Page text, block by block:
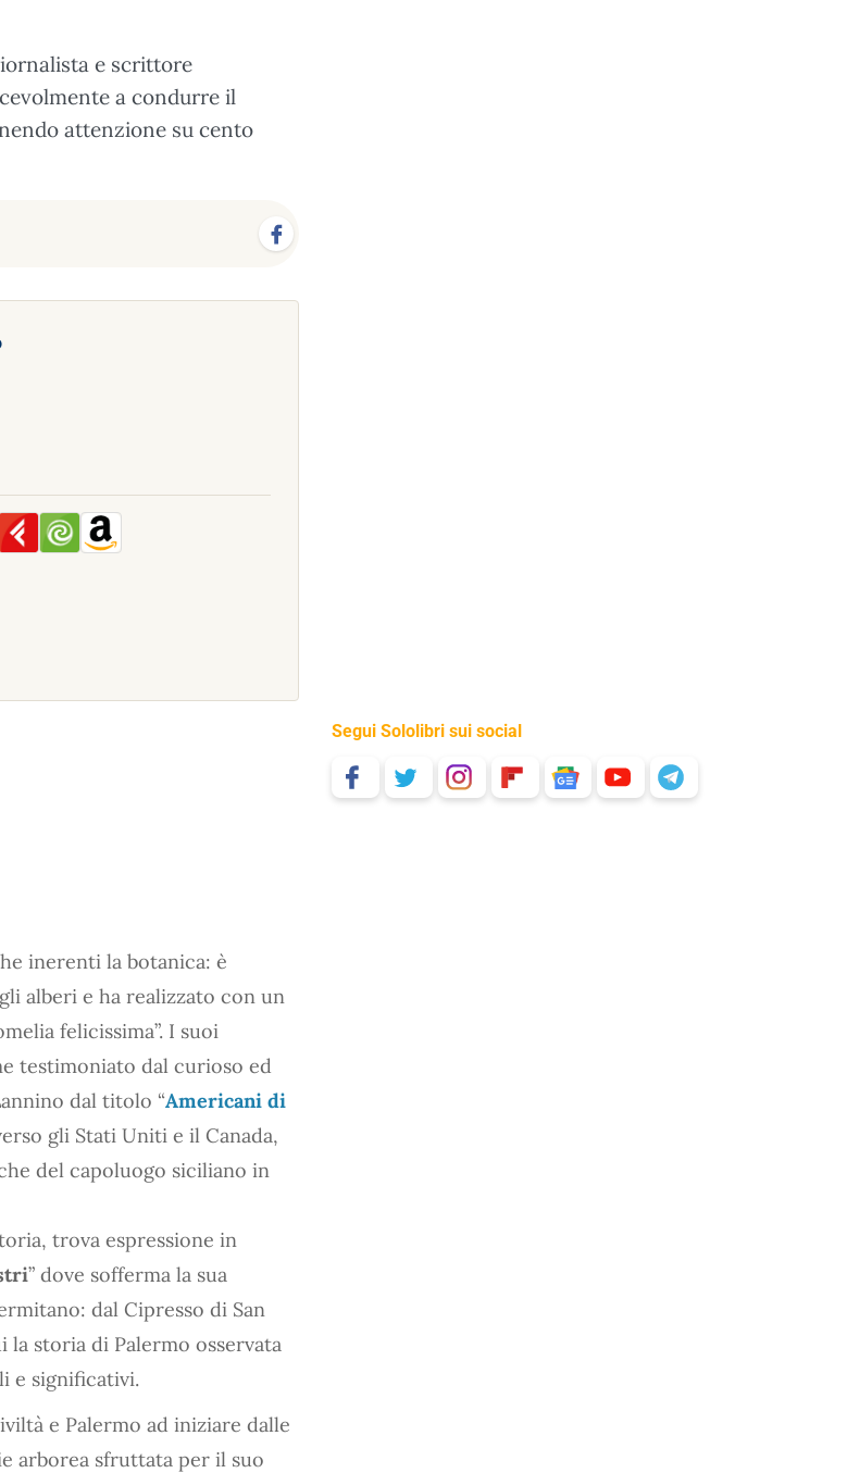
e scrittore
a condurre il
attenzione su cento
inerenti la botanica: è
alberi e ha realizzato con un
felicissima”. I suoi
testimoniato dal curioso ed
dal titolo “Americani di
gli Stati Uniti e il Canada,
del capoluogo siciliano in
trova espressione in
” dove sofferma la sua
dal Cipresso di San
storia di Palermo osservata
e significativi.
e Palermo ad iniziare dalle
arborea sfruttata per il suo
Segui Sololibri sui social